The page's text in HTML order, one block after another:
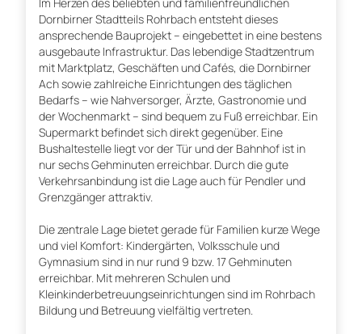
Im Herzen des beliebten und familienfreundlichen
Dornbirner Stadtteils Rohrbach entsteht dieses
ansprechende Bauprojekt – eingebettet in eine bestens
ausgebaute Infrastruktur. Das lebendige Stadtzentrum
mit Marktplatz, Geschäften und Cafés, die Dornbirner
Ach sowie zahlreiche Einrichtungen des täglichen
Bedarfs – wie Nahversorger, Ärzte, Gastronomie und
der Wochenmarkt – sind bequem zu Fuß erreichbar. Ein
Supermarkt befindet sich direkt gegenüber. Eine
Bushaltestelle liegt vor der Tür und der Bahnhof ist in
nur sechs Gehminuten erreichbar. Durch die gute
Verkehrsanbindung ist die Lage auch für Pendler und
Grenzgänger attraktiv.
Die zentrale Lage bietet gerade für Familien kurze Wege
und viel Komfort: Kindergärten, Volksschule und
Gymnasium sind in nur rund 9 bzw. 17 Gehminuten
erreichbar. Mit mehreren Schulen und
Kleinkinderbetreuungseinrichtungen sind im Rohrbach
Bildung und Betreuung vielfältig vertreten.